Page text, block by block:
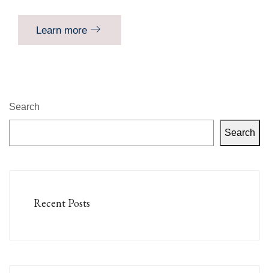
Learn more
Search
Search
Recent Posts